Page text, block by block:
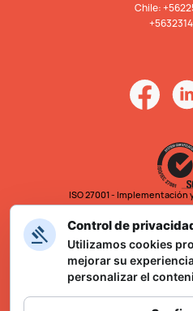
Chile:
ISO 27001 - Implementación
Control de
Utilizamos cookies
mejorar su
personalizar el